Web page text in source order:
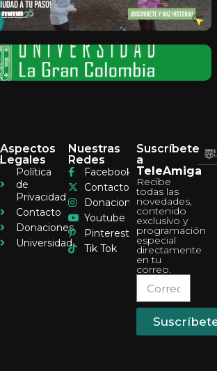
Aspectos
Legales
Política
de
Privacidad
Contacto
Donaciones
Universidad
Nuestras
Redes
Facebook
Contacto
Donaciones
Youtube
Pinterest
Tik Tok
Suscríbete
a
TeleAmiga
Recibe
todas las
novedades,
contenido
exclusivo y
programación
especial
directamente
en tu
correo.